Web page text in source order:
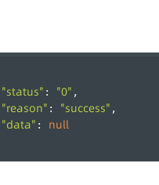
"status" : "0" ,
"reason" : "success" ,
"data" : null